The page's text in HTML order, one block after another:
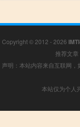
Copyright © 2012 - 2026
推荐文章
声明：本站内容来自互联网
本站仅为个人